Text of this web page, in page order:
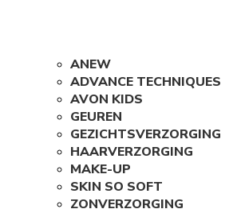
ANEW
ADVANCE TECHNIQUES
AVON KIDS
GEUREN
GEZICHTSVERZORGING
HAARVERZORGING
MAKE-UP
SKIN SO SOFT
ZONVERZORGING